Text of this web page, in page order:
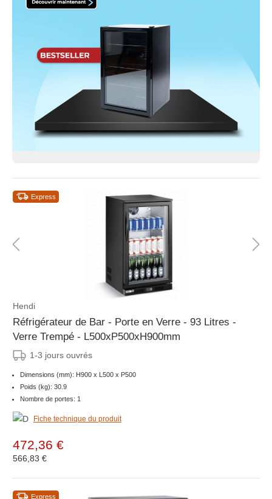
Express
Hendi
Réfrigérateur de Bar - Porte en Verre - 93 Litres -
Verre Trempé - L500xP500xH900mm
1-3 jours ouvrés
Dimensions (mm): H900 x L500 x P500
Poids (kg): 30.9
Nombre de portes: 1
Fiche technique du produit
472,36 €
566,83 €
Express